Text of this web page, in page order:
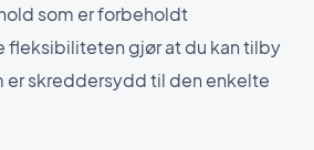
som er forbeholdt
fleksibiliteten gjør at du kan tilby
er skreddersydd til den enkelte